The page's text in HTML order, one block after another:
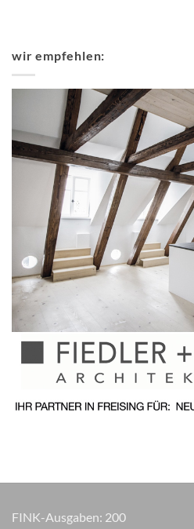
wir empfehlen:
FINK-Ausgaben: 200